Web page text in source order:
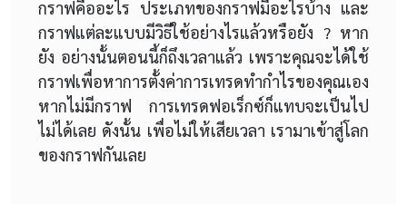
กราฟคืออะไร ประเภทของกราฟมีอะไรบ้าง และ
กราฟแต่ละแบบมีวิธีใช้อย่างไรแล้วหรือยัง ? หาก
ยัง อย่างนั้นตอนนี้ก็ถึงเวลาแล้ว เพราะคุณจะได้ใช้
กราฟเพื่อหาการตั้งค่าการเทรดทำกำไรของคุณเอง
หากไม่มีกราฟ การเทรดฟอเร็กซ์ก็แทบจะเป็นไป
ไม่ได้เลย ดังนั้น เพื่อไม่ให้เสียเวลา เรามาเข้าสู่โลก
ของกราฟกันเลย